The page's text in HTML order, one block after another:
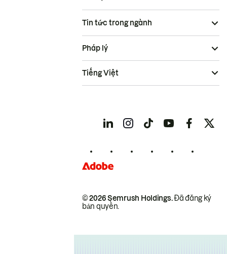
Tin tức trong ngành
© 2026 Semrush Holdings.Đã đăng ký
bản quyền.
Pháp lý
Tiếng Việt